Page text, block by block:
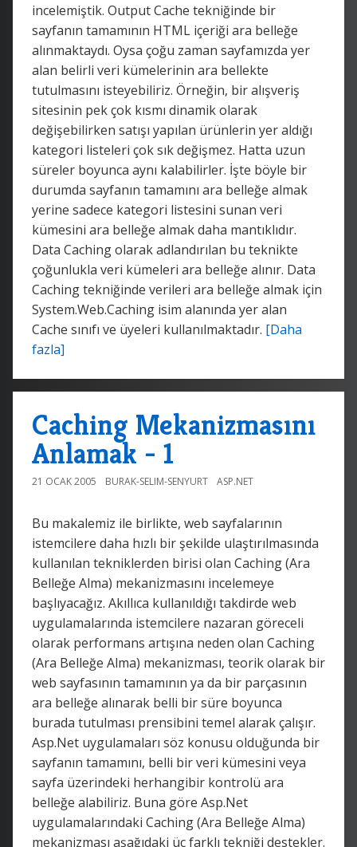
incelemiştik. Output Cache tekniğinde bir
sayfanın tamamının HTML içeriği ara belleğe
alınmaktaydı. Oysa çoğu zaman sayfamızda yer
alan belirli veri kümelerinin ara bellekte
tutulmasını isteyebiliriz. Örneğin, bir alışveriş
sitesinin pek çok kısmı dinamik olarak
değişebilirken satışı yapılan ürünlerin yer aldığı
kategori listeleri çok sık değişmez. Hatta uzun
süreler boyunca aynı kalabilirler. İşte böyle bir
durumda sayfanın tamamını ara belleğe almak
yerine sadece kategori listesini sunan veri
kümesini ara belleğe almak daha mantıklıdır.
Data Caching olarak adlandırılan bu teknikte
çoğunlukla veri kümeleri ara belleğe alınır. Data
Caching tekniğinde verileri ara belleğe almak için
System.Web.Caching isim alanında yer alan
Cache sınıfı ve üyeleri kullanılmaktadır. [Daha
fazla]
Caching Mekanizmasını
Anlamak - 1
21 OCAK 2005 BURAK-SELIM-SENYURT ASP.NET
Bu makalemiz ile birlikte, web sayfalarının
istemcilere daha hızlı bir şekilde ulaştırılmasında
kullanılan tekniklerden birisi olan Caching (Ara
Belleğe Alma) mekanizmasını incelemeye
başlıyacağız. Akıllıca kullanıldığı takdirde web
uygulamalarında istemcilere nazaran göreceli
olarak performans artışına neden olan Caching
(Ara Belleğe Alma) mekanizması, teorik olarak bir
web sayfasının tamamının ya da bir parçasının
ara belleğe alınarak belli bir süre boyunca
burada tutulması prensibini temel alarak çalışır.
Asp.Net uygulamaları söz konusu olduğunda bir
sayfanın tamamını, belli bir veri kümesini veya
sayfa üzerindeki herhangibir kontrolü ara
belleğe alabiliriz. Buna göre Asp.Net
uygulamalarındaki Caching (Ara Belleğe Alma)
mekanizması aşağıdaki üç farklı tekniği destekler.